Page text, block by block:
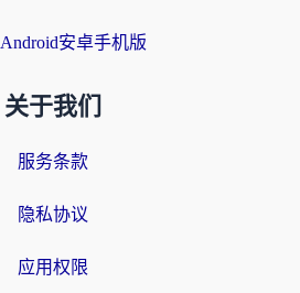
安卓手机版
关于我们
服务条款
隐私协议
应用权限